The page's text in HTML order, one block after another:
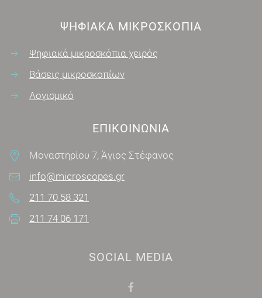
ΨΗΦΙΑΚΑ ΜΙΚΡΟΣΚΌΠΙΑ
Ψηφιακά μικροσκόπια χειρός
Βάσεις μικροσκοπίων
Λογισμικό
ΕΠΙΚΟΙΝΩΝΊΑ
Μοναστηρίου 7, Άγιος Στέφανος
info@microscopes.gr
211 70 58 321
211 74 06 171
SOCIAL MEDIA